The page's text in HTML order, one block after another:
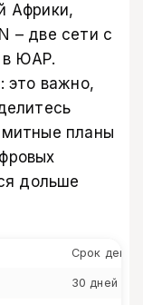
Африки,
– две сети с
в ЮАР.
это важно,
планы
дольше
Срок
30 дней